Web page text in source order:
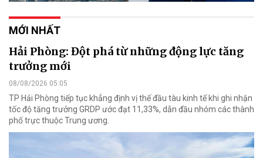
MỚI NHẤT
Hải Phòng: Đột phá từ những động lực tăng
trưởng mới
08/08/2026 05:05
TP Hải Phòng tiếp tục khẳng định vị thế đầu tàu kinh tế khi ghi nhận
tốc độ tăng trưởng GRDP ước đạt 11,33%, dẫn đầu nhóm các thành
phố trực thuộc Trung ương.